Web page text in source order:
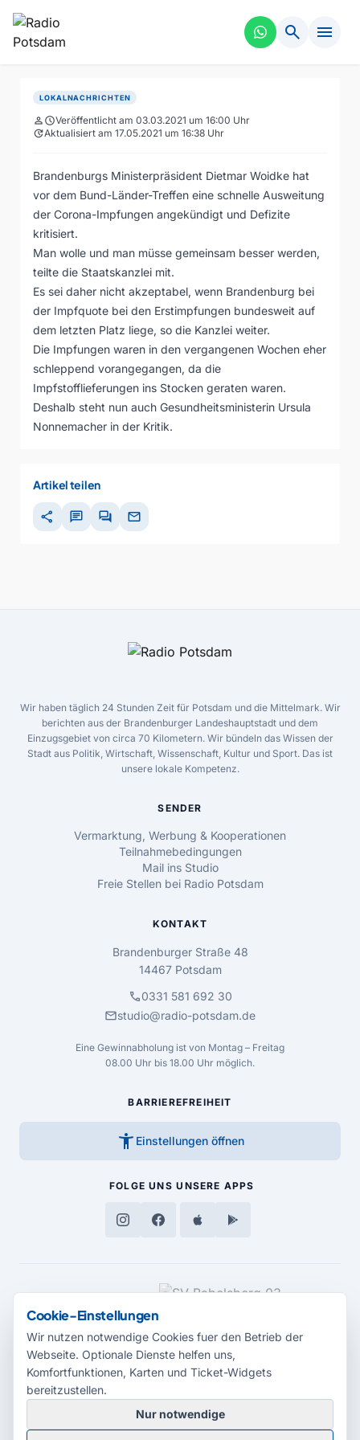
search menu
LOKALNACHRICHTEN
personscheduleVeröffentlicht am 03.03.2021 um 16:00 Uhr
updateAktualisiert am 17.05.2021 um 16:38 Uhr
Brandenburgs Ministerpräsident Dietmar Woidke hat
vor dem Bund-Länder-Treffen eine schnelle Ausweitung
der Corona-Impfungen angekündigt und Defizite
kritisiert.
Man wolle und man müsse gemeinsam besser werden,
teilte die Staatskanzlei mit.
Es sei daher nicht akzeptabel, wenn Brandenburg bei
der Impfquote bei den Erstimpfungen bundesweit auf
dem letzten Platz liege, so die Kanzlei weiter.
Die Impfungen waren in den vergangenen Wochen eher
schleppend vorangegangen, da die
Impfstofflieferungen ins Stocken geraten waren.
Deshalb steht nun auch Gesundheitsministerin Ursula
Nonnemacher in der Kritik.
Artikel teilen
share chat forum mail
Wir haben täglich 24 Stunden Zeit für Potsdam und die Mittelmark. Wir
berichten aus der Brandenburger Landeshauptstadt und dem
Einzugsgebiet von circa 70 Kilometern. Wir bündeln das Wissen der
Stadt aus Politik, Wirtschaft, Wissenschaft, Kultur und Sport. Das ist
unsere lokale Kompetenz.
SENDER
Vermarktung, Werbung & Kooperationen
Teilnahmebedingungen
Mail ins Studio
Freie Stellen bei Radio Potsdam
KONTAKT
Brandenburger Straße 48
14467 Potsdam
call0331 581 692 30
mailstudio@radio-potsdam.de
Eine Gewinnabholung ist von Montag – Freitag
08.00 Uhr bis 18.00 Uhr möglich.
BARRIEREFREIHEIT
accessibility_new Einstellungen öffnen
FOLGE UNS UNSERE APPS
MEDIENPARTNER
© 2026 Radio Potsdam. Webseite entwickelt durch dieMedienagentur
Cookie-Einstellungen
Wir nutzen notwendige Cookies fuer den Betrieb der
Webseite. Optionale Dienste helfen uns,
Komfortfunktionen, Karten und Ticket-Widgets
bereitzustellen.
Nur notwendige